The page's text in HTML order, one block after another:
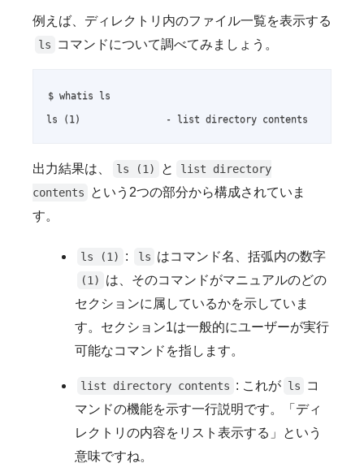
例えば、ディレクトリ内のファイル一覧を表示する
ls コマンドについて調べてみましょう。
$ whatis ls
ls (1)               - list directory contents
出力結果は、 ls (1) と
list directory
contents
という2つの部分から構成されていま
す。
ls (1) : ls はコマンド名、括弧内の数字
(1)
は、そのコマンドがマニュアルのどの
セクションに属しているかを示していま
す。セクション1は一般的にユーザーが実行
可能なコマンドを指します。
list directory contents : これが ls
コ
マンドの機能を示す一行説明です。「ディ
レクトリの内容をリスト表示する」という
意味ですね。